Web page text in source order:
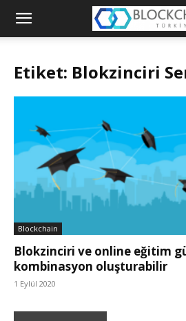
Blockchain
Etiket: Blokzinciri
Blockchain
Blokzinciri ve online eğitim
kombinasyon oluşturabilir
1 Eylül 2020